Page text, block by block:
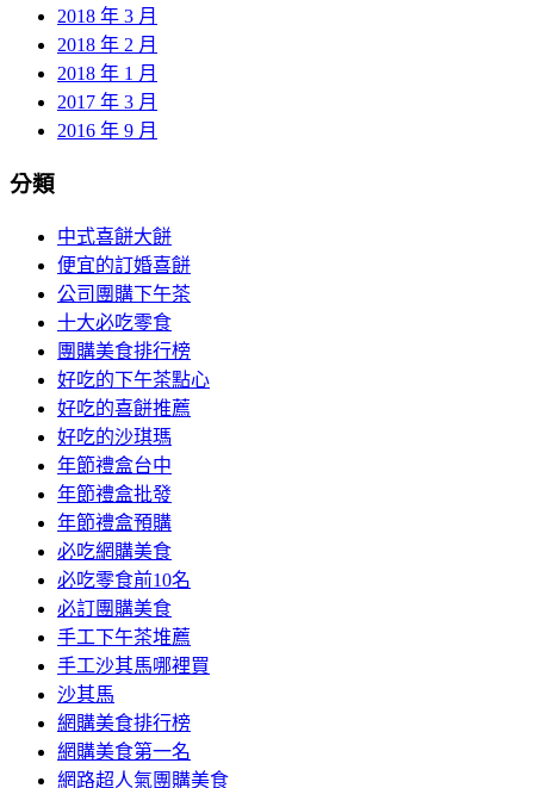
2018 年 3 月
2018 年 2 月
2018 年 1 月
2017 年 3 月
2016 年 9 月
分類
中式喜餅大餅
便宜的訂婚喜餅
公司團購下午茶
十大必吃零食
團購美食排行榜
好吃的下午茶點心
好吃的喜餅推薦
好吃的沙琪瑪
年節禮盒台中
年節禮盒批發
年節禮盒預購
必吃網購美食
必吃零食前10名
必訂團購美食
手工下午茶堆薦
手工沙其馬哪裡買
沙其馬
網購美食排行榜
網購美食第一名
網路超人氣團購美食